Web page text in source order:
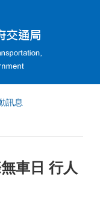
訊息
車日 行人